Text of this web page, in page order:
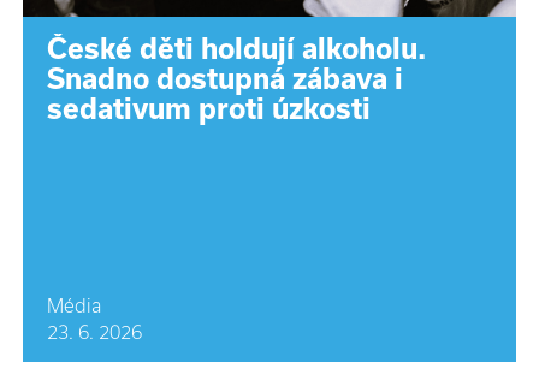
České děti holdují alkoholu.
Snadno dostupná zábava i
sedativum proti úzkosti
Média
23. 6. 2026